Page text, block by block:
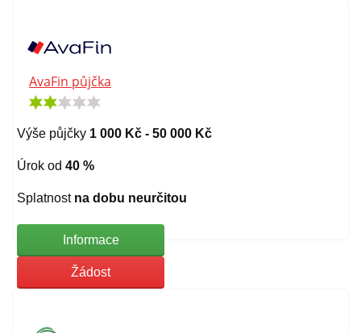
AvaFin půjčka
Výše půjčky 1 000 Kč - 50 000 Kč
Úrok od 40 %
Splatnost na dobu neurčitou
Informace
Žádost